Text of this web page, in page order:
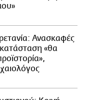
Ανασκαφές
«θα